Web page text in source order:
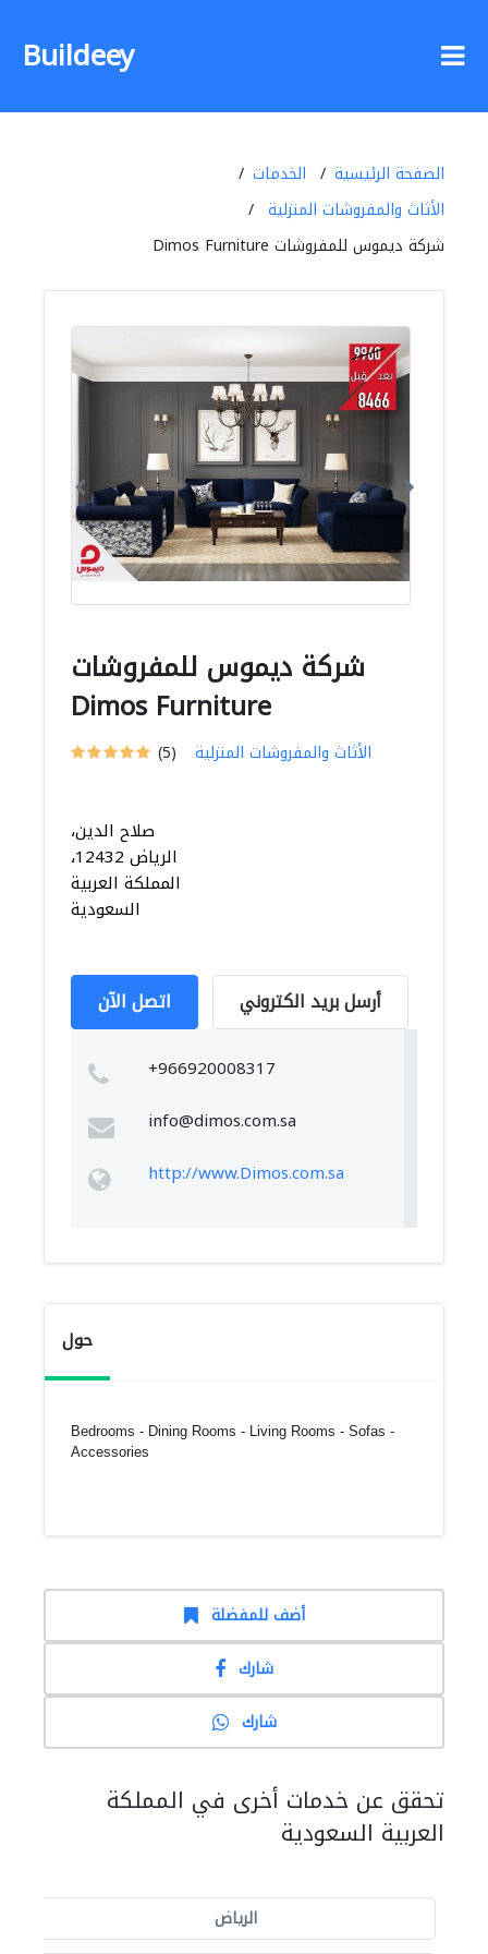
Buildeey
الصفحة الرئيسية
الخدمات
الأثاث والمفروشات المنزلية
شركة ديموس للمفروشات Dimos Furniture
شركة ديموس للمفروشات
Dimos Furniture
(5) الأثاث والمفروشات المنزلية
صلاح الدين،
الرياض 12432،
المملكة العربية
السعودية
اتصل الآن أرسل بريد الكتروني
+966920008317
info@dimos.com.sa
http://www.Dimos.com.sa
حول
Bedrooms - Dining Rooms - Living Rooms - Sofas -
Accessories
أضف للمفضلة
شارك
شارك
تحقق عن خدمات أخرى في المملكة
العربية السعودية
الرياض